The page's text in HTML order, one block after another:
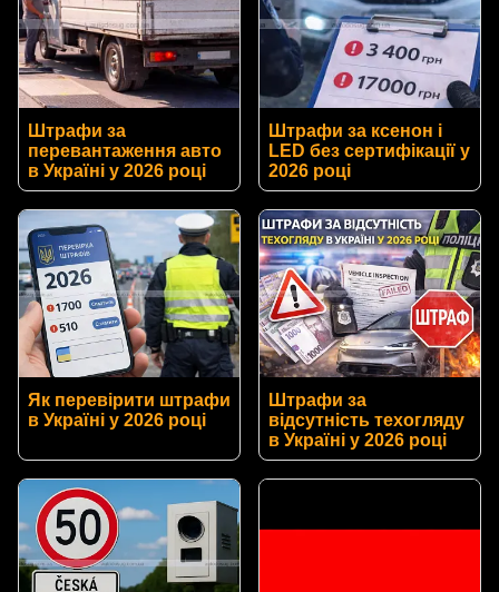
Штрафи за
перевантаження авто
в Україні у 2026 році
Штрафи за ксенон і
LED без сертифікації у
2026 році
Як перевірити штрафи
в Україні у 2026 році
Штрафи за
відсутність техогляду
в Україні у 2026 році